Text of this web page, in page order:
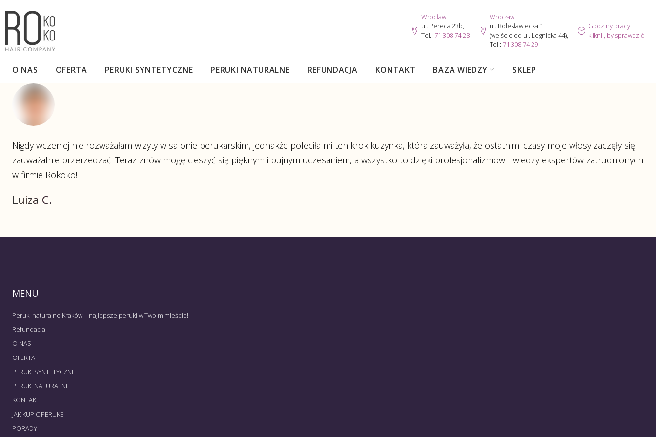
content
Wrocław
ul. Pereca 23b,
Tel.: 71 308 74 28
Wrocław
ul. Bolesławiecka 1
(wejście od ul. Legnicka 44),
Tel.: 71 308 74 29
Godziny pracy:
kliknij, by sprawdzić
O NAS OFERTA PERUKI SYNTETYCZNE PERUKI NATURALNE REFUNDACJA KONTAKT BAZA WIEDZY SKLEP
Nigdy wczeniej nie rozważałam wizyty w salonie perukarskim, jednakże poleciła mi ten krok kuzynka, która zauważyła, że ostatnimi czasy moje włosy zaczęły się
zauważalnie przerzedzać. Teraz znów mogę cieszyć się pięknym i bujnym uczesaniem, a wszystko to dzięki profesjonalizmowi i wiedzy ekspertów zatrudnionych
w firmie Rokoko!
Luiza C.
MENU
Peruki naturalne Kraków – najlepsze peruki w Twoim mieście!
Refundacja
O NAS
OFERTA
PERUKI SYNTETYCZNE
PERUKI NATURALNE
KONTAKT
JAK KUPIC PERUKE
PORADY